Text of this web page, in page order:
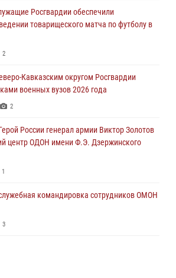
Петербурге (видео)
занятие по основам
росгвардейцев в Главном военном
Росгвардии обеспечили
товарищеского матча по футболу в
2
Кавказским округом Росгвардии
военных вузов 2026 года
2
России генерал армии Виктор Золотов
центр ОДОН имени Ф.Э. Дзержинского
1
командировка сотрудников ОМОН
3